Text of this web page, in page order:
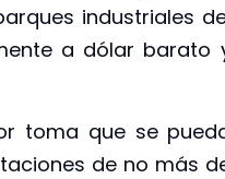
industriales
a dólar barato
toma que se
de no más